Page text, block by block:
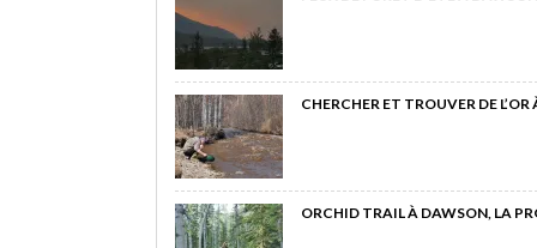
CHERCHER ET TROUVER DE
ORCHID TRAIL À DAWSON, LA